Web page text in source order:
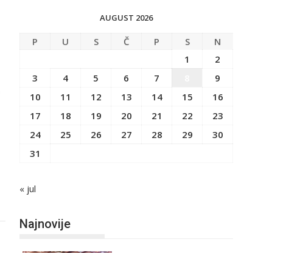
AUGUST 2026
P U S Č P S
N
1
2
3
4 5 6 7
9
10
11 12 13 14 15
16
17
18 19 20 21 22
23
24
25 26 27 28 29
30
31
« jul
Najnovije